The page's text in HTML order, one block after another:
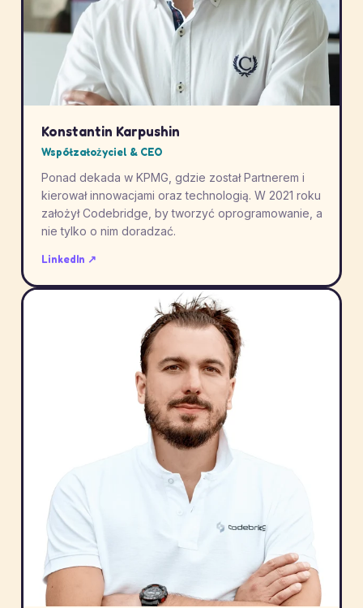
Konstantin Karpushin
Współzałożyciel & CEO
Ponad dekada w KPMG, gdzie został Partnerem i
kierował innowacjami oraz technologią. W 2021 roku
założył Codebridge, by tworzyć oprogramowanie, a
nie tylko o nim doradzać.
LinkedIn ↗